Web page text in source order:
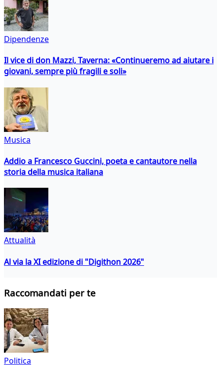
Dipendenze
Il vice di don Mazzi, Taverna: «Continueremo ad aiutare i
giovani, sempre più fragili e soli»
Musica
Addio a Francesco Guccini, poeta e cantautore nella
storia della musica italiana
Attualità
Al via la XI edizione di "Digithon 2026"
Raccomandati per te
Politica